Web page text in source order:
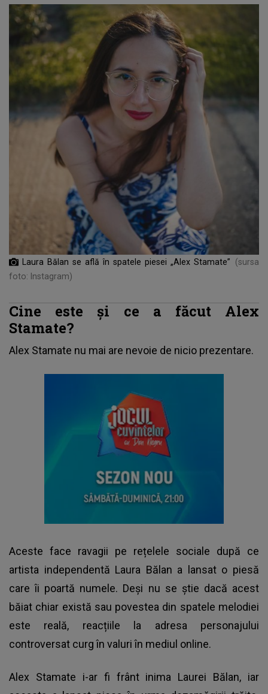
Laura Bălan se află în spatele piesei „Alex Stamate”
(sursa
foto: Instagram)
Cine este și ce a făcut Alex
Stamate?
Alex Stamate nu mai are nevoie de nicio prezentare.
Aceste face ravagii pe rețelele sociale după ce
artista independentă Laura Bălan a lansat o piesă
care îi poartă numele. Deși nu se știe dacă acest
băiat chiar există sau povestea din spatele melodiei
este reală, reacțiile la adresa personajului
controversat curg în valuri în mediul online.
Alex Stamate i-ar fi frânt inima Laurei Bălan, iar